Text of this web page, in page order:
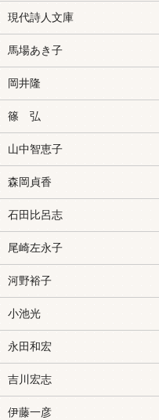
現代詩人文庫
馬場あき子
岡井隆
篠 弘
山中智恵子
森岡貞香
石田比呂志
尾崎左永子
河野裕子
小池光
永田和宏
吉川宏志
伊藤一彦